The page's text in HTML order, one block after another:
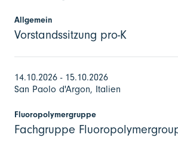
Allgemein
Vorstandssitzung pro-K
14.10.2026 - 15.10.2026
San Paolo d'Argon, Italien
Fluoropolymergruppe
Fachgruppe